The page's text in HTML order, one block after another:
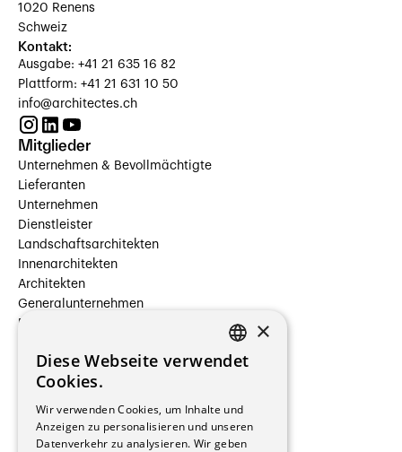
1020 Renens
Schweiz
Kontakt:
Ausgabe: +41 21 635 16 82
Plattform: +41 21 631 10 50
info@architectes.ch
Mitglieder
Unternehmen & Bevollmächtigte
Lieferanten
Unternehmen
Dienstleister
Landschaftsarchitekten
Innenarchitekten
Architekten
Generalunternehmen
Beauftragte Unternehmen
Hersteller/Lieferanten
Bauherrschaften
Immobilienverwaltungsgesellschaften
Stockwerkeigentum
Reportagen
FRENCH
×
Diese Webseite verwendet
Cookies.
Wir verwenden Cookies, um Inhalte und
Anzeigen zu personalisieren und unseren
Datenverkehr zu analysieren. Wir geben